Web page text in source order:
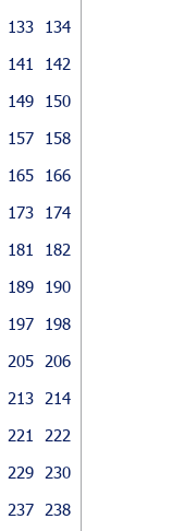
133
134
141
142
149
150
157
158
165
166
173
174
181
182
189
190
197
198
205
206
213
214
221
222
229
230
237
238